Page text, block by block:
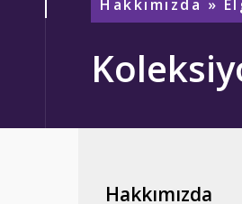
Hakkımızda »
Hakkımızda